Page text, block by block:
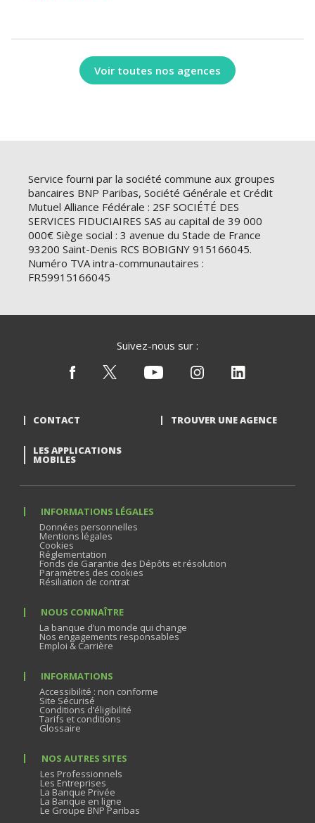
Voir toutes nos agences
Service fourni par la société commune aux groupes
bancaires BNP Paribas, Société Générale et Crédit
Mutuel Alliance Fédérale : 2SF SOCIÉTÉ DES
SERVICES FIDUCIAIRES SAS au capital de 39 000
000€ Siège social : 3 avenue du Stade de France
93200 Saint-Denis RCS BOBIGNY 915166045.
Numéro TVA intra-communautaires :
FR59915166045
Suivez-nous sur :
CONTACT TROUVER UNE AGENCE
LES APPLICATIONS
MOBILES
INFORMATIONS LÉGALES
Données personnelles
Mentions légales
Cookies
Réglementation
Fonds de Garantie des Dépôts et résolution
Paramètres des cookies
Résiliation de contrat
NOUS CONNAÎTRE
La banque d’un monde qui change
Nos engagements responsables
Emploi & Carrière
INFORMATIONS
Accessibilité : non conforme
Site Sécurisé
Conditions d’éligibilité
Tarifs et conditions
Glossaire
NOS AUTRES SITES
Les Professionnels
Les Entreprises
La Banque Privée
La Banque en ligne
Le Groupe BNP Paribas